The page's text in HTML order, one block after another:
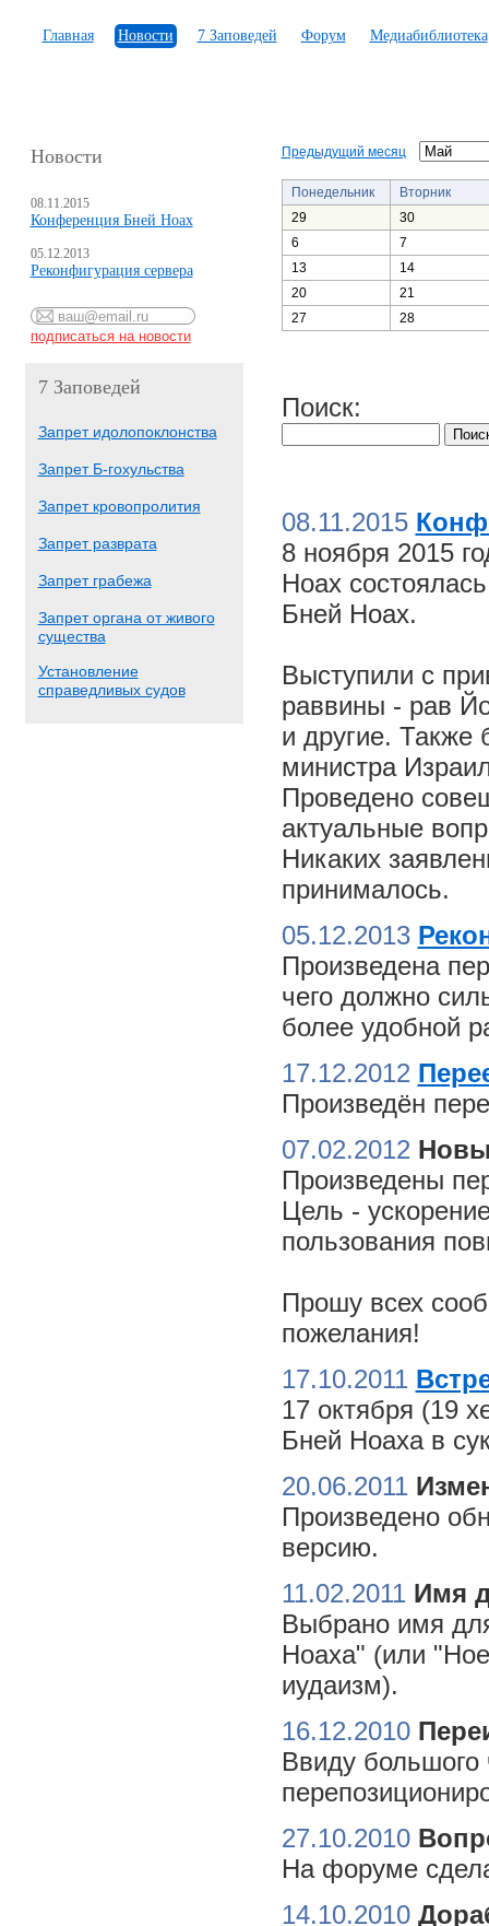
Главная Новости 7 Заповедей Форум Медиабиблиотека
Новости
08.11.2015
Конференция Бней Ноах
05.12.2013
Реконфигурация сервера
7 Заповедей
Запрет идолопоклонства
Запрет Б-гохульства
Запрет кровопролития
Запрет разврата
Запрет грабежа
Запрет органа от живого
существа
Установление
справедливых судов
Предыдущий месяц
Понедельник
Вторник
29
30
6
7
13
14
20
21
27
28
Поиск:
08.11.2015
8 ноября 2015
Ноах
Бней Ноах.
Выступили с
раввины - рав
и другие. Также
министра
Проведено
актуальные
Никаких
принималось.
05.12.2013
Произведена
чего должно
более удобной
17.12.2012
Произведён
07.02.2012
Произведены
Цель -
пользования
Прошу всех
пожелания!
17.10.2011
17 октября (19
Бней Ноаха в
20.06.2011
Произведено
версию.
11.02.2011 Имя
Выбрано имя
Ноаха" (или
иудаизм).
16.12.2010
Ввиду большого
27.10.2010
На форуме
14.10.2010